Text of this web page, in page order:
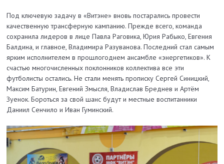
Под ключевую задачу в «Витэне» вновь постарались провести
качественную трансферную кампанию. Прежде всего, команда
сохранила лидеров в лице Павла Раговика, Юрия Рабыко, Евгения
Балдина, и главное, Владимира Разуванова. Последний стал самым
ярким исполнителем в прошлогоднем ансамбле «энергетиков». К
счастью многочисленных поклонников коллектива все эти
футболисты остались. Не стали менять прописку Сергей Синицкий,
Максим Батурин, Евгений Змысля, Владислав Бреднев и Артём
Зуенок. Бороться за свой шанс будут и местные воспитанники
Даниил Сенчило и Иван Гуминский.